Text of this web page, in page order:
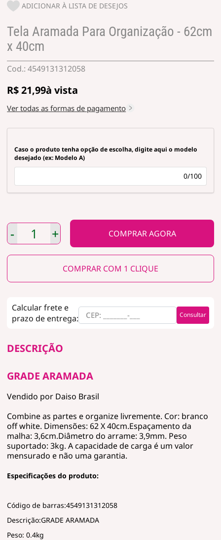
ADICIONAR À LISTA DE DESEJOS
Tela Aramada Para Organização - 62cm
x 40cm
4549131312058
R$ 21,99
Ver todas as formas de pagamento
Caso o produto tenha opção de escolha, digite aqui o modelo
desejado (ex: Modelo A)
0/100
- +
COMPRAR COM 1 CLIQUE
Consultar
DESCRIÇÃO
GRADE ARAMADA
Vendido por Daiso Brasil
Combine as partes e organize livremente. Cor: branco
off white. Dimensões: 62 X 40cm.Espaçamento da
malha: 3,6cm.Diâmetro do arrame: 3,9mm. Peso
suportado: 3kg. A capacidade de carga é um valor
mensurado e não uma garantia.
Especificações do produto:
Código de barras:4549131312058
Descrição:GRADE ARAMADA
Peso: 0.4kg